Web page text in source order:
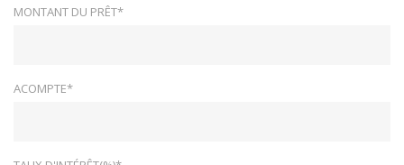
MONTANT DU PRÊT*
ACOMPTE*